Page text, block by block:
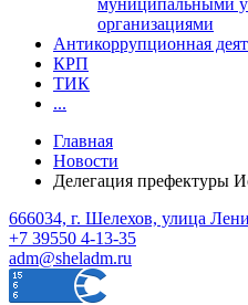
организациями
Антикоррупционная
КРП
ТИК
...
Главная
Новости
Делегация префектуры
666034, г. Шелехов, улица
+7 39550 4-13-35
adm@sheladm.ru